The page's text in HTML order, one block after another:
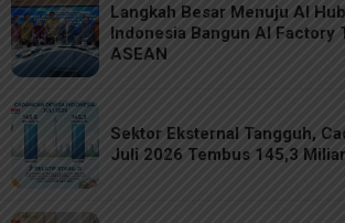
Langkah Besar Menuju AI
Indonesia Bangun AI Factory
ASEAN
Sektor Eksternal Tangguh,
Juli 2026 Tembus 145,3